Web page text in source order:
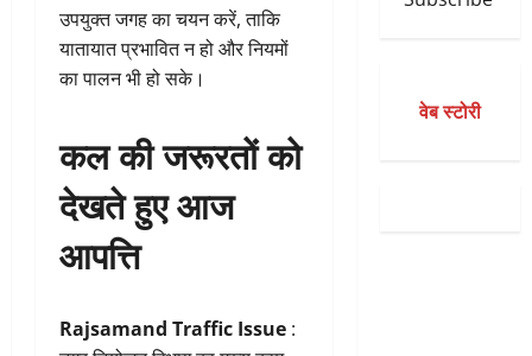
उपयुक्त जगह का चयन करें, ताकि
यातायात प्रभावित न हो और नियमों
का पालन भी हो सके।
कल की जरूरतों को
देखते हुए आज
आपत्ति
Rajsamand Traffic Issue :
वेब स्टोरी